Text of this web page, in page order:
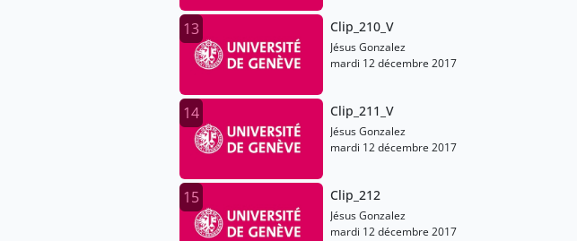
13 Clip_210_V
Jésus Gonzalez
mardi 12 décembre 2017
14 Clip_211_V
Jésus Gonzalez
mardi 12 décembre 2017
15 Clip_212
Jésus Gonzalez
mardi 12 décembre 2017